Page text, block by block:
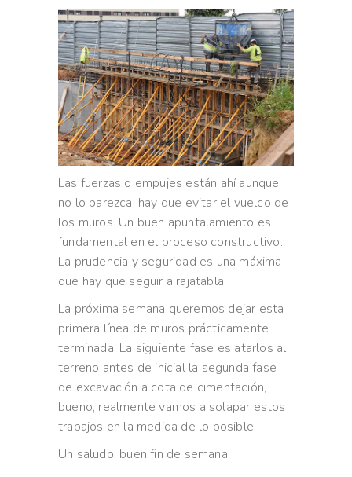
Las fuerzas o empujes están ahí aunque
no lo parezca, hay que evitar el vuelco de
los muros. Un buen apuntalamiento es
fundamental en el proceso constructivo.
La prudencia y seguridad es una máxima
que hay que seguir a rajatabla.
La próxima semana queremos dejar esta
primera línea de muros prácticamente
terminada. La siguiente fase es atarlos al
terreno antes de inicial la segunda fase
de excavación a cota de cimentación,
bueno, realmente vamos a solapar estos
trabajos en la medida de lo posible.
Un saludo, buen fin de semana.